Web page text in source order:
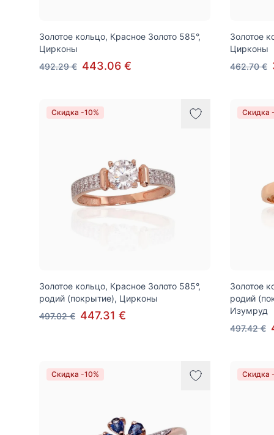
Золотое кольцо, Красное Золото 585°,
Цирконы
492.29 € 443.06 €
Золотое
Цирконы
462.70 €
Скидка -10%
Золотое кольцо, Красное Золото 585°,
родий (покрытие), Цирконы
497.02 € 447.31 €
Скидка
Золотое
родий
Изумруд
497.42 €
Скидка -10% Скидка